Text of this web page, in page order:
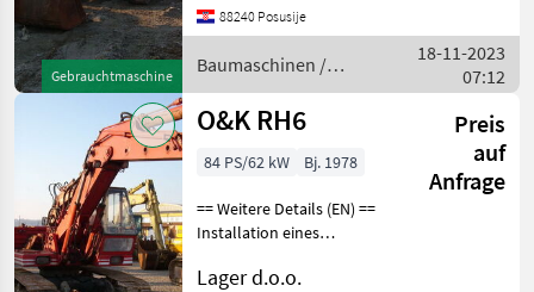
Gebrauchtmaschine
Baumaschinen
Kettenbagger
88240 Posusije
Baumaschinen /
O&K
18-11-2023
07:12
O&K RH6
Preis
auf
Anfrage
84 PS/62 kW Bj. 1978
== Weitere Details (EN) ==
Installation eines
Schaufelbreite 1150 mm
Lager d.o.o.